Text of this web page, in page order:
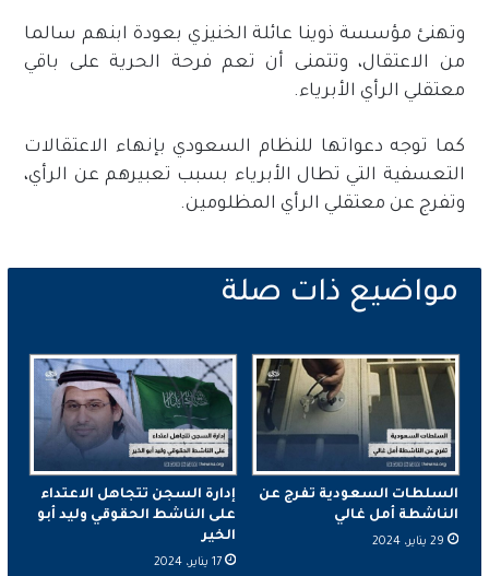
وتهنئ مؤسسة ذوينا عائلة الخنيزي بعودة ابنهم سالما
من الاعتقال، وتتمنى أن تعم فرحة الحرية على باقي
معتقلي الرأي الأبرياء.
كما توجه دعواتها للنظام السعودي بإنهاء الاعتقالات
التعسفية التي تطال الأبرياء بسبب تعبيرهم عن الرأي،
وتفرج عن معتقلي الرأي المظلومين.
السلطات السعودية تفرج عن
الناشطة أمل غالي
29 يناير، 2024
إدارة السجن تتجاهل الاعتداء
على الناشط الحقوقي وليد أبو
الخير
17 يناير، 2024